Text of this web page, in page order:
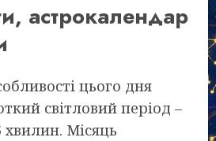
астрокалендар
цього дня
світловий період –
Місяць